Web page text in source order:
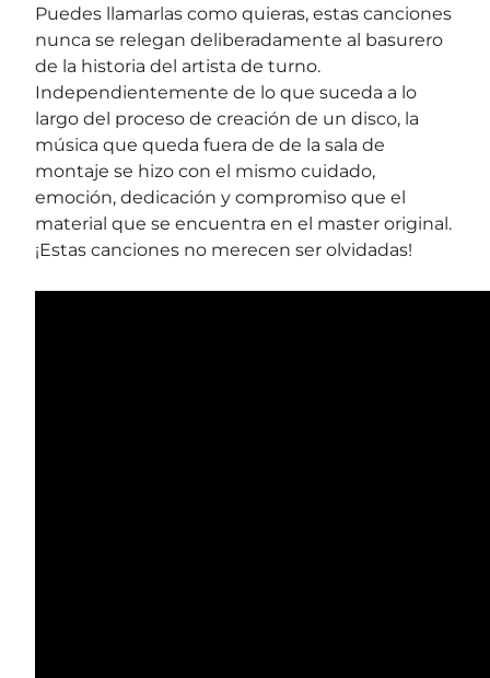
Puedes llamarlas como quieras, estas canciones
nunca se relegan deliberadamente al basurero
de la historia del artista de turno.
Independientemente de lo que suceda a lo
largo del proceso de creación de un disco, la
música que queda fuera de de la sala de
montaje se hizo con el mismo cuidado,
emoción, dedicación y compromiso que el
material que se encuentra en el master original.
¡Estas canciones no merecen ser olvidadas!